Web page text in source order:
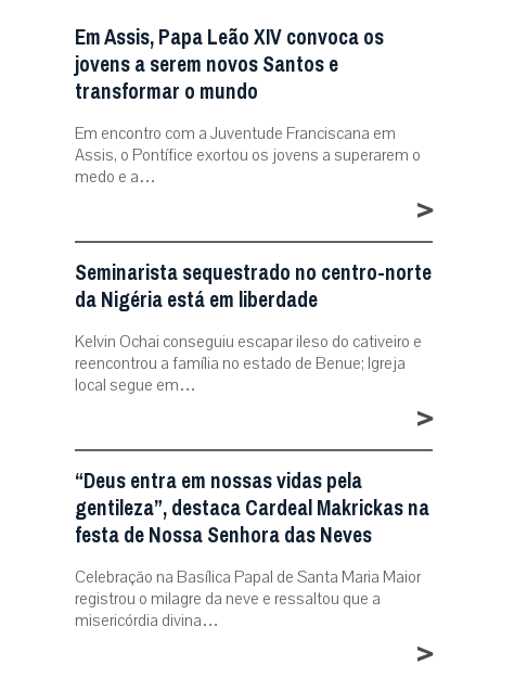
Em Assis, Papa Leão XIV convoca os
jovens a serem novos Santos e
transformar o mundo
Em encontro com a Juventude Franciscana em
Assis, o Pontífice exortou os jovens a superarem o
medo e a…
>
Seminarista sequestrado no centro-norte
da Nigéria está em liberdade
Kelvin Ochai conseguiu escapar ileso do cativeiro e
reencontrou a família no estado de Benue; Igreja
local segue em…
>
“Deus entra em nossas vidas pela
gentileza”, destaca Cardeal Makrickas na
festa de Nossa Senhora das Neves
Celebração na Basílica Papal de Santa Maria Maior
registrou o milagre da neve e ressaltou que a
misericórdia divina…
>